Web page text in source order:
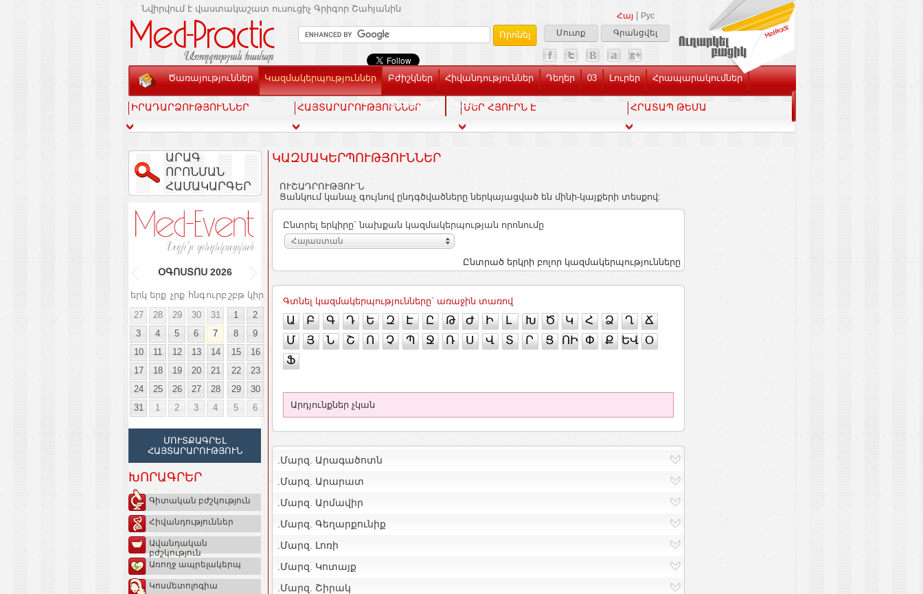
Հայ
Рус
Մուտք
Գրանցվել
Նվիրվում է վաստակաշատ ուսուցիչ Գրիգոր Շահյանին
Ծառայություններ Կազմակերպություններ Բժիշկներ Հիվանդություններ Դեղեր 03 Լուրեր Հրապարակումներ
Տեսասրահ Կապ
ԻՐԱԴԱՐՁՈՒԹՅՈՒՆՆԵՐ ՀԱՅՏԱՐԱՐՈՒԹՅՈՒՆՆԵՐ ՄԵՐ ՀՅՈՒՐՆ Է ՀՐԱՏԱՊ ԹԵՄԱ
ԱՐԱԳ
ՈՐՈՆՄԱՆ
ՀԱՄԱԿԱՐԳԵՐ
ՕԳՈՍՏՈՍ 2026
երկ երք չրք հնգուրբ շբթ կիր
27
28 29 30 31 1
2
3
4 5 6 7 8
9
10
11 12 13 14 15
16
17
18 19 20 21 22
23
24
25 26 27 28 29
30
31
1 2 3 4 5 6
ՄՈՒՏՔԱԳՐԵԼ
ՀԱՅՏԱՐԱՐՈՒԹՅՈՒՆ
ԽՈՐԱԳՐԵՐ
Գիտական բժշկություն
Հիվանդություններ
Ավանդական
բժշկություն
Առողջ ապրելակերպ
Կոսմետոլոգիա
ԿԱԶՄԱԿԵՐՊՈՒԹՅՈՒՆՆԵՐ
ՈՒՇԱԴՐՈՒԹՅՈՒ´Ն
Ցանկում կանաչ գույնով ընդգծվածները ներկայացված են մինի-կայքերի տեսքով:
Ընտրել երկիրը` նախքան կազմակերպության որոնումը
Հայաստան
Ընտրած երկրի բոլոր կազմակերպությունները
Գտնել կազմակերպությունները` առաջին տառով
Ա Բ Գ Դ Ե Զ Է Ը Թ Ժ Ի Լ Խ Ծ Կ Հ Ձ Ղ
Ճ
Մ
Յ Ն Շ Ո Չ Պ Ջ Ռ Ս Վ Տ Ր Ց ՈԻ Փ Ք ԵՎ Օ
Ֆ
Արդյունքներ չկան
.Մարզ. Արագածոտն
.Մարզ. Արարատ
.Մարզ. Արմավիր
.Մարզ. Գեղարքունիք
.Մարզ. Լոռի
.Մարզ. Կոտայք
.Մարզ. Շիրակ